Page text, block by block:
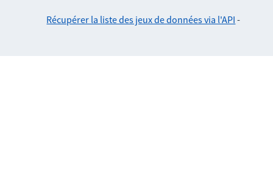
Récupérer la liste des jeux de données via l'API -